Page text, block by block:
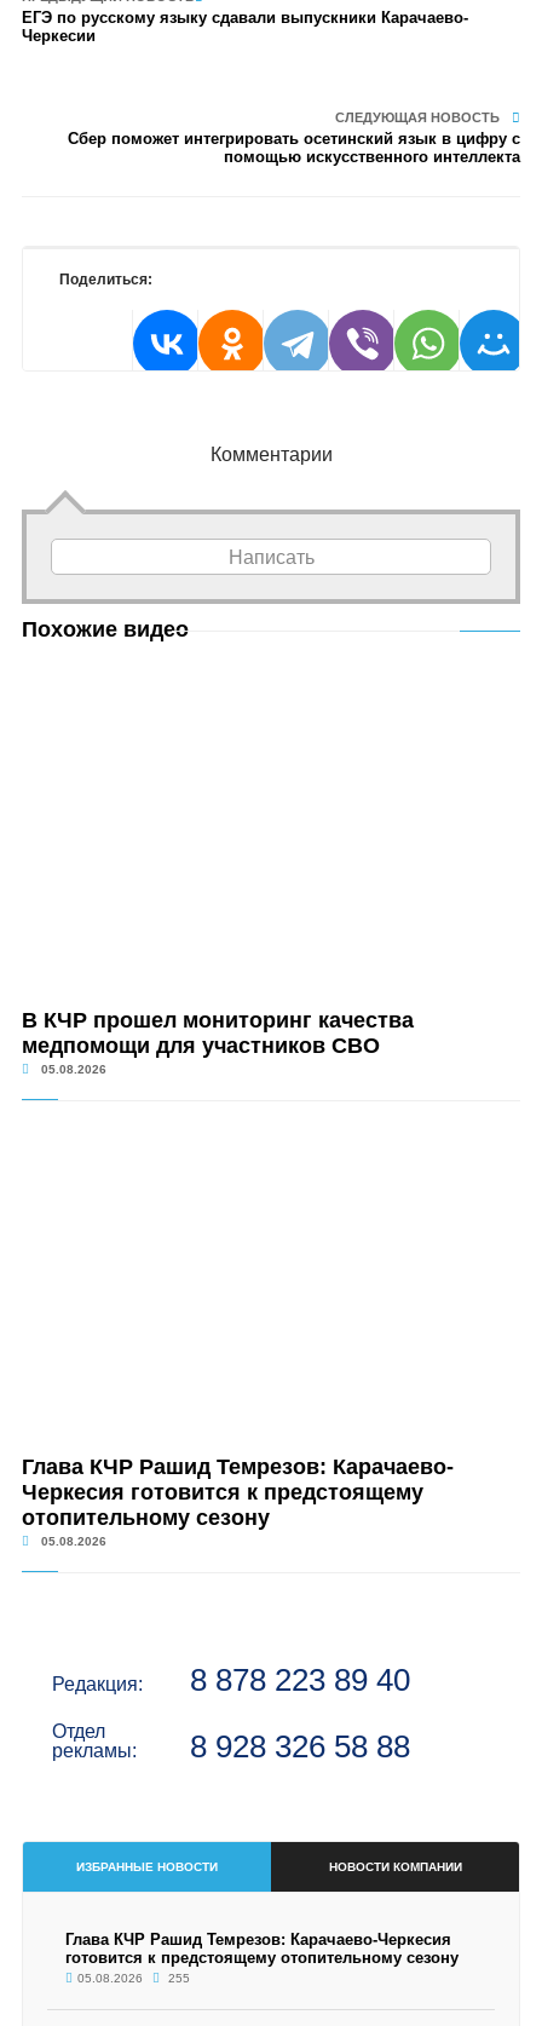
ЕГЭ по русскому языку сдавали выпускники Карачаево-
Черкесии
СЛЕДУЮЩАЯ НОВОСТЬ
Сбер поможет интегрировать осетинский язык в цифру с
помощью искусственного интеллекта
Поделиться:
Комментарии
Написать
Похожие видео
В КЧР прошел мониторинг качества
медпомощи для участников СВО
05.08.2026
Глава КЧР Рашид Темрезов: Карачаево-
Черкесия готовится к предстоящему
отопительному сезону
05.08.2026
Редакция: 8 878 223 89 40
Отдел
рекламы:
8 928 326 58 88
ИЗБРАННЫЕ НОВОСТИ НОВОСТИ КОМПАНИИ
Глава КЧР Рашид Темрезов: Карачаево-Черкесия
готовится к предстоящему отопительному сезону
05.08.2026 255